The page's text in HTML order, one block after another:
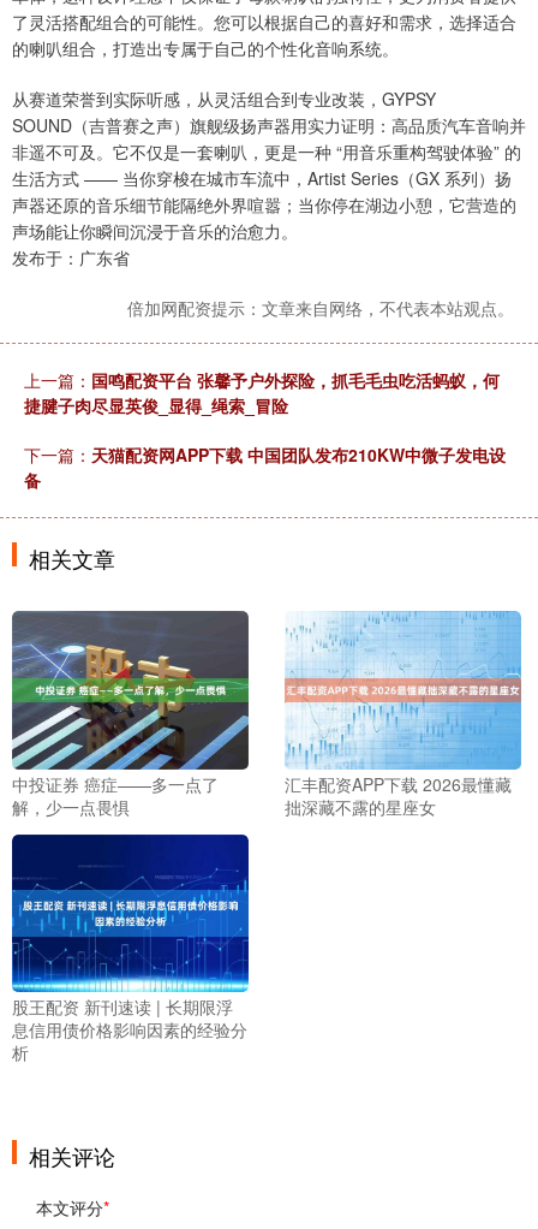
了灵活搭配组合的可能性。您可以根据自己的喜好和需求，选择适合
的喇叭组合，打造出专属于自己的个性化音响系统。
从赛道荣誉到实际听感，从灵活组合到专业改装，GYPSY
SOUND（吉普赛之声）旗舰级扬声器用实力证明：高品质汽车音响并
非遥不可及。它不仅是一套喇叭，更是一种 “用音乐重构驾驶体验” 的
生活方式 —— 当你穿梭在城市车流中，Artist Series（GX 系列）扬
声器还原的音乐细节能隔绝外界喧嚣；当你停在湖边小憩，它营造的
声场能让你瞬间沉浸于音乐的治愈力。
发布于：广东省
倍加网配资提示：文章来自网络，不代表本站观点。
上一篇： 国鸣配资平台 张馨予户外探险，抓毛毛虫吃活蚂蚁，何
捷腱子肉尽显英俊_显得_绳索_冒险
下一篇： 天猫配资网APP下载 中国团队发布210KW中微子发电设
备
相关文章
中投证券 癌症——多一点了
解，少一点畏惧
汇丰配资APP下载 2026最懂藏
拙深藏不露的星座女
股王配资 新刊速读 | 长期限浮
息信用债价格影响因素的经验分
析
相关评论
本文评分*